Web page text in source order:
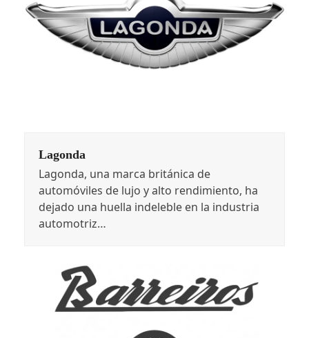
Lagonda
Lagonda, una marca británica de
automóviles de lujo y alto rendimiento, ha
dejado una huella indeleble en la industria
automotriz…